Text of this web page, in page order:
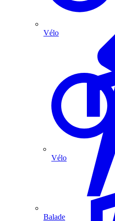
Vélo
Vélo
Balade